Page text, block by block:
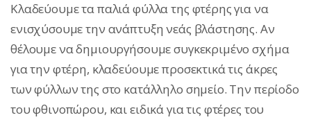
Κλαδεύουμε τα παλιά φύλλα της φτέρης για να
ενισχύσουμε την ανάπτυξη νεάς βλάστησης. Αν
θέλουμε να δημιουργήσουμε συγκεκριμένο σχήμα
για την φτέρη, κλαδεύουμε προσεκτικά τις άκρες
των φύλλων της στο κατάλληλο σημείο. Την περίοδο
του φθινοπώρου, και ειδικά για τις φτέρες του